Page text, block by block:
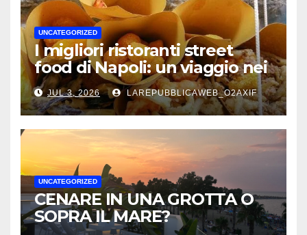
UNCATEGORIZED
I migliori ristoranti street
food di Napoli: un viaggio nei
sapori autentici della città
JUL 3, 2026 LAREPUBBLICAWEB_O2AXIF
UNCATEGORIZED
CENARE IN UNA GROTTA O
SOPRA IL MARE?